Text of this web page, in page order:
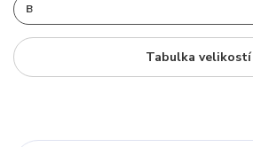
Tabulka velikostí